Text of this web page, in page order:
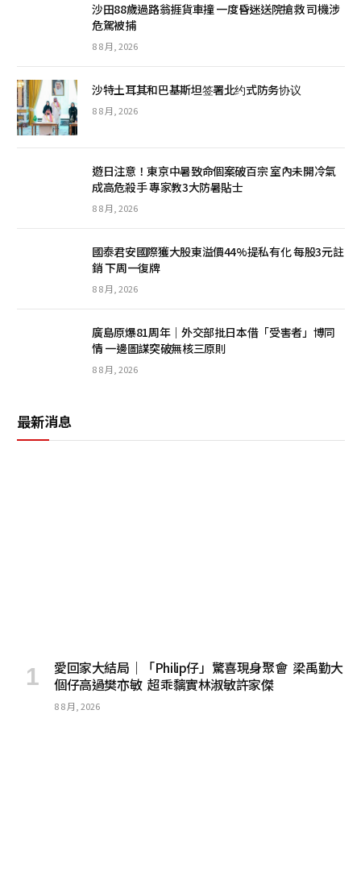
沙田88歲過路翁捱貨車撞 一度昏迷送院搶救 司機涉
危駕被捕
8 8 月, 2026
沙特土耳其和巴基斯坦签署北约式防务协议
8 8 月, 2026
遊日注意！東京中暑致命個案破百宗 室內未開冷氣
成高危殺手 專家教3大防暑貼士
8 8 月, 2026
國泰君安國際獲大股東溢價44%提私有化 每股3元註
銷 下周一復牌
8 8 月, 2026
廣島原爆81周年｜外交部批日本借「受害者」博同
情 一邊圖謀突破無核三原則
8 8 月, 2026
最新消息
愛回家大結局｜「Philip仔」驚喜現身聚會 梁禹勤大
個仔高過樊亦敏 超乖黐實林淑敏許家傑
8 8 月, 2026